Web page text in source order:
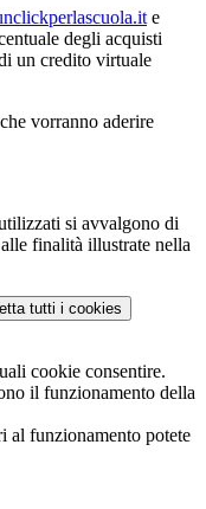
e
degli acquisti
un credito virtuale
vorranno aderire
si avvalgono di
finalità illustrate nella
tutti i cookies
cookie consentire.
il funzionamento della
al funzionamento potete